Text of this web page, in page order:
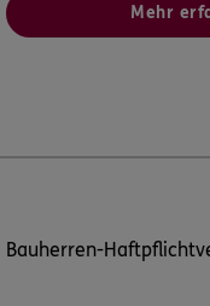
Mehr
Bauherren-